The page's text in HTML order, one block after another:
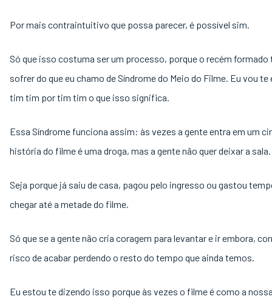
Por mais contraintuitivo que possa parecer, é possível sim.
Só que isso costuma ser um processo, porque o recém formado
sofrer do que eu chamo de Síndrome do Meio do Filme. Eu vou te
tim tim por tim tim o que isso significa.
Essa Síndrome funciona assim: às vezes a gente entra em um
história do filme é uma droga, mas a gente não quer deixar a sala.
Seja porque já saiu de casa, pagou pelo ingresso ou gastou
chegar até a metade do filme.
Só que se a gente não cria coragem para levantar e ir embora,
risco de acabar perdendo o resto do tempo que ainda temos.
Eu estou te dizendo isso porque às vezes o filme é como a